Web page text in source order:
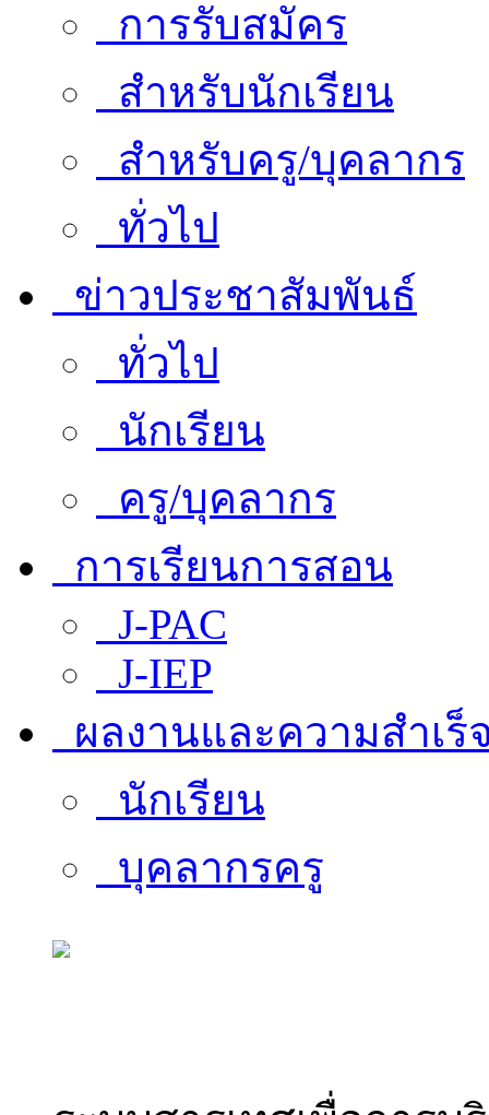
การรับสมัคร
สำหรับนักเรียน
สำหรับครู/บุคลากร
ทั่วไป
ข่าวประชาสัมพันธ์
ทั่วไป
นักเรียน
ครู/บุคลากร
การเรียนการสอน
J-PAC
J-IEP
ผลงานและความสำเร็
นักเรียน
บุคลากรครู